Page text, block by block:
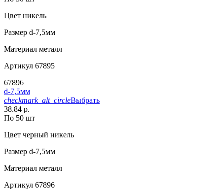
Цвет никель
Размер d-7,5мм
Материал металл
Артикул 67895
67896
d-7,5мм
checkmark_alt_circleВыбрать
38.84 р.
По 50 шт
Цвет черный никель
Размер d-7,5мм
Материал металл
Артикул 67896